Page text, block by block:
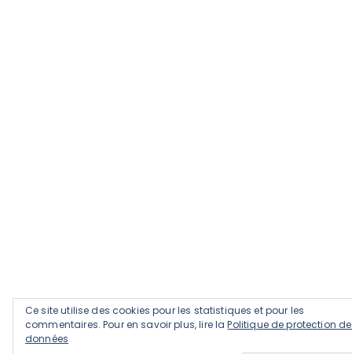
Ce site utilise des cookies pour les statistiques et pour les
commentaires. Pour en savoir plus, lire laPolitique de protection
données